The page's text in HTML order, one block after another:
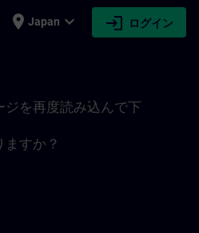
place Japan expand_more login ログイン
ジを再度読み込んで下
すか？